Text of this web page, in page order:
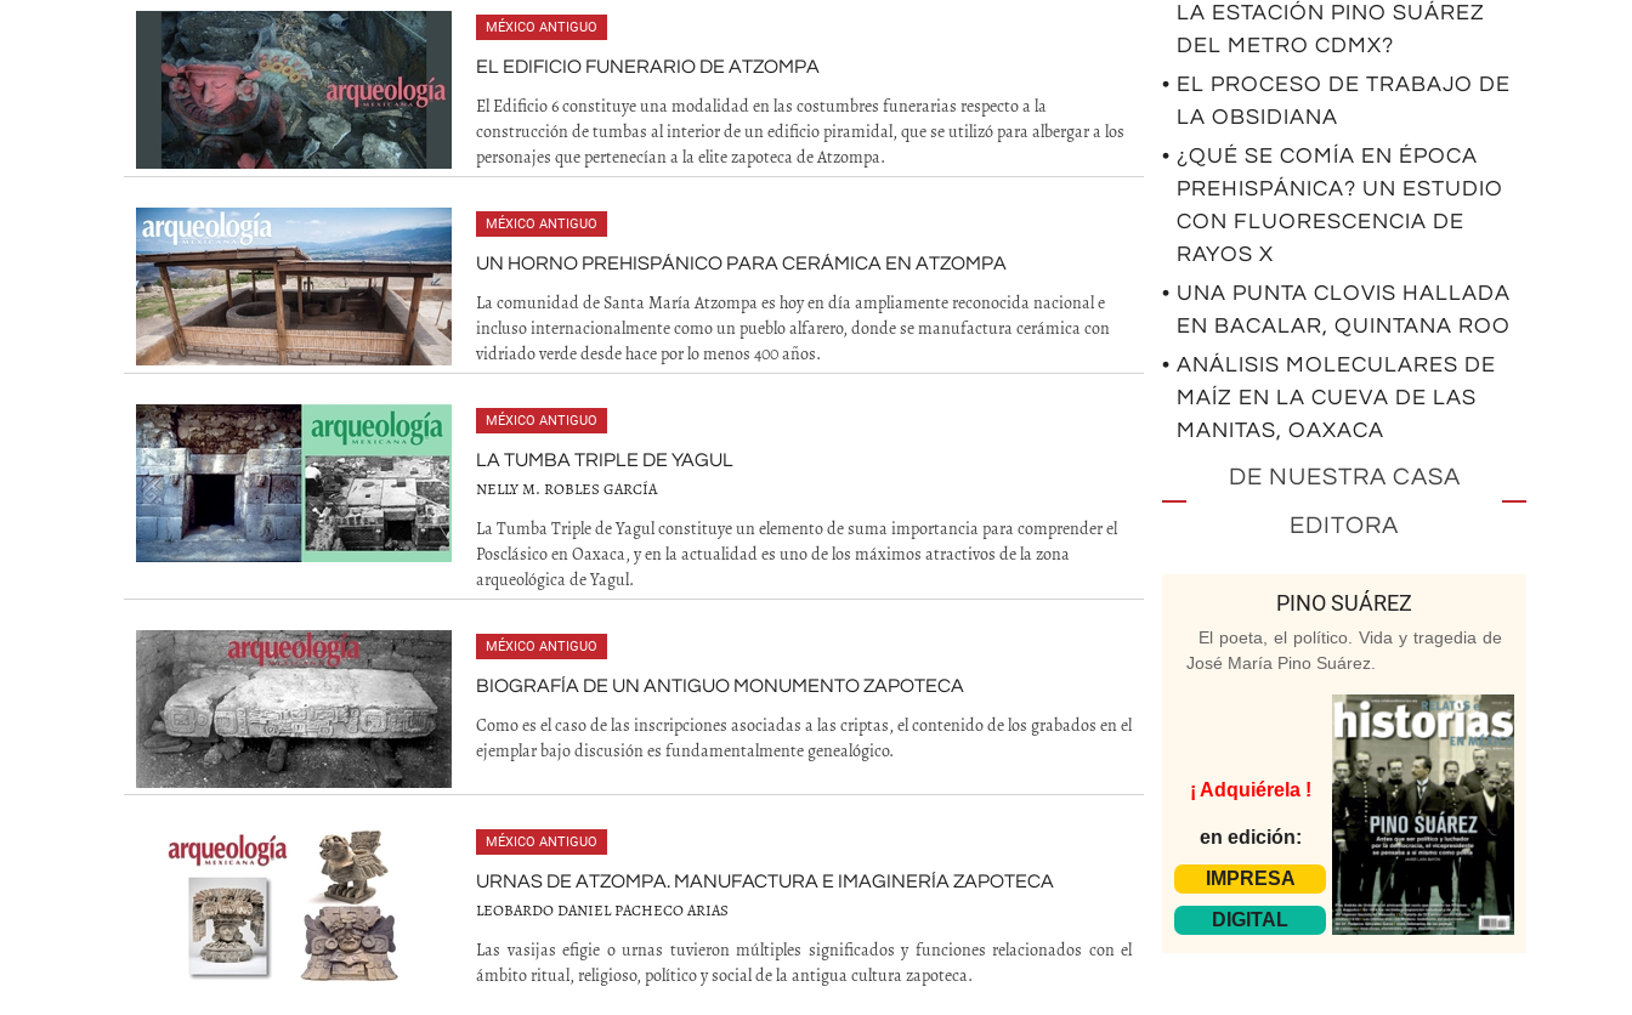
MÉXICO ANTIGUO
EL EDIFICIO FUNERARIO DE ATZOMPA
El Edificio 6 constituye una modalidad en las costumbres funerarias respecto a la
construcción de tumbas al interior de un edificio piramidal, que se utilizó para albergar a los
personajes que pertenecían a la elite zapoteca de Atzompa.
MÉXICO ANTIGUO
UN HORNO PREHISPÁNICO PARA CERÁMICA EN ATZOMPA
La comunidad de Santa María Atzompa es hoy en día ampliamente reconocida nacional e
incluso internacionalmente como un pueblo alfarero, donde se manufactura cerámica con
vidriado verde desde hace por lo menos 400 años.
MÉXICO ANTIGUO
LA TUMBA TRIPLE DE YAGUL
NELLY M. ROBLES GARCÍA
La Tumba Triple de Yagul constituye un elemento de suma importancia para comprender el
Posclásico en Oaxaca, y en la actualidad es uno de los máximos atractivos de la zona
arqueológica de Yagul.
MÉXICO ANTIGUO
BIOGRAFÍA DE UN ANTIGUO MONUMENTO ZAPOTECA
Como es el caso de las inscripciones asociadas a las criptas, el contenido de los grabados en el
ejemplar bajo discusión es fundamentalmente genealógico.
MÉXICO ANTIGUO
URNAS DE ATZOMPA. MANUFACTURA E IMAGINERÍA ZAPOTECA
LEOBARDO DANIEL PACHECO ARIAS
Las vasijas efigie o urnas tuvieron múltiples significados y funciones relacionados con el
ámbito ritual, religioso, político y social de la antigua cultura zapoteca.
LA ESTACIÓN PINO SUÁREZ
DEL METRO CDMX?
• EL PROCESO DE TRABAJO DE
LA OBSIDIANA
• ¿QUÉ SE COMÍA EN ÉPOCA
PREHISPÁNICA? UN ESTUDIO
CON FLUORESCENCIA DE
RAYOS X
• UNA PUNTA CLOVIS HALLADA
EN BACALAR, QUINTANA ROO
• ANÁLISIS MOLECULARES DE
MAÍZ EN LA CUEVA DE LAS
MANITAS, OAXACA
DE NUESTRA CASA
EDITORA
PINO SUÁREZ
El poeta, el político. Vida y tragedia de
José María Pino Suárez.
¡ Adquiérela !
en edición:
IMPRESA
DIGITAL